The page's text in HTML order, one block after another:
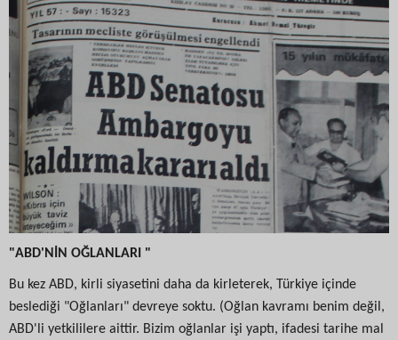
"ABD'NİN OĞLANLARI "
Bu kez ABD, kirli siyasetini daha da kirleterek, Türkiye içinde
beslediği "Oğlanları" devreye soktu. (Oğlan kavramı benim değil,
ABD'li yetkililere aittir. Bizim oğlanlar işi yaptı, ifadesi tarihe mal